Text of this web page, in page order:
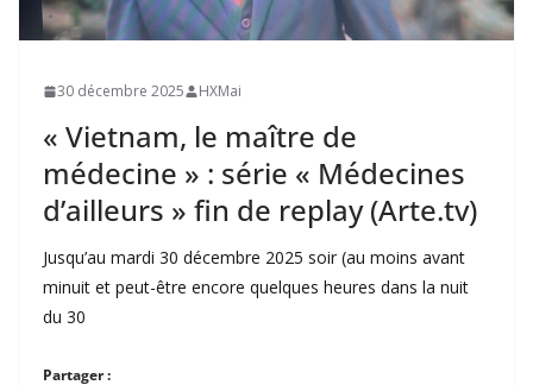
30 décembre 2025 HXMai
« Vietnam, le maître de
médecine » : série « Médecines
d’ailleurs » fin de replay (Arte.tv)
Jusqu’au mardi 30 décembre 2025 soir (au moins avant
minuit et peut-être encore quelques heures dans la nuit
du 30
Partager :